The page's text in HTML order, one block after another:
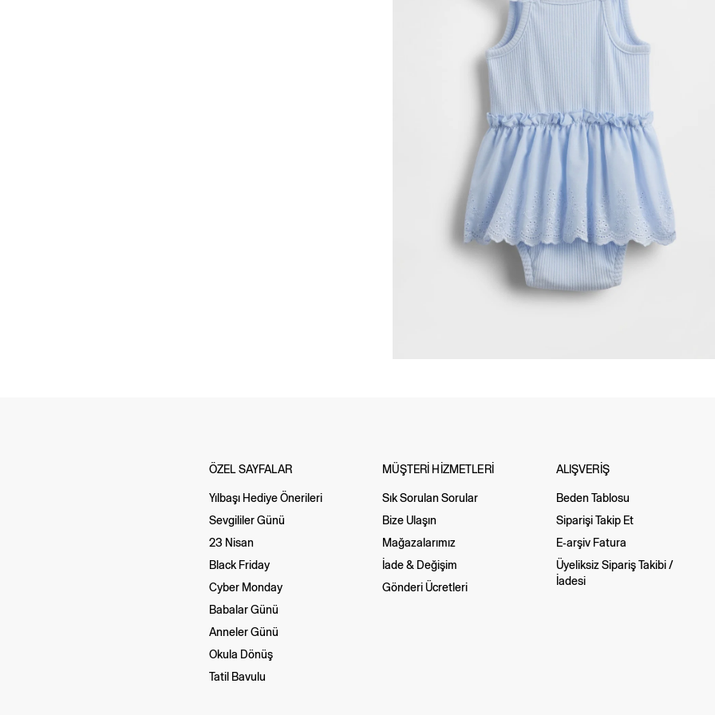
ÖZEL SAYFALAR
Yılbaşı Hediye Önerileri
Sevgililer Günü
23 Nisan
Black Friday
Cyber Monday
Babalar Günü
Anneler Günü
Okula Dönüş
Tatil Bavulu
MÜŞTERİ HİZMETLERİ
Sık Sorulan Sorular
Bize Ulaşın
Mağazalarımız
İade & Değişim
Gönderi Ücretleri
ALIŞVERİŞ
Beden Tablosu
Siparişi Takip Et
E-arşiv Fatura
Üyeliksiz Sipariş Takibi /
İadesi